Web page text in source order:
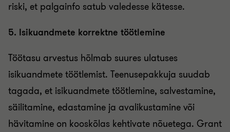
riski, et palgainfo satub valedesse kätesse.
5. Isikuandmete korrektne töötlemine
Töötasu arvestus hõlmab suures ulatuses
isikuandmete töötlemist. Teenusepakkuja suudab
tagada, et isikuandmete töötlemine, salvestamine,
säilitamine, edastamine ja avalikustamine või
hävitamine on kooskõlas kehtivate nõuetega. Grant